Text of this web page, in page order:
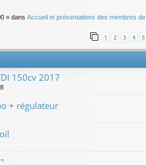
» dans Accueil et présentations des membres de
1 2 3 4 5
150cv 2017
+ régulateur